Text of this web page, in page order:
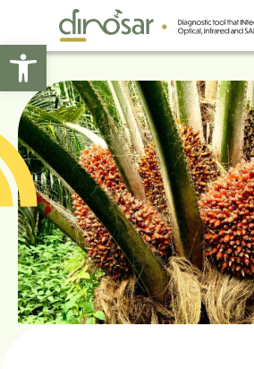
Abrir barra de herramientas